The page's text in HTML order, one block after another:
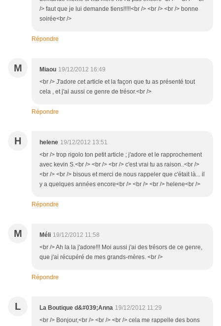
/> faut que je lui demande tiens!!!!!<br /> <br /> <br /> bonne
soirée<br />
Répondre
M Miaou 19/12/2012 16:49
<br /> J'adore cet article et la façon que tu as présenté tout
cela , et j'ai aussi ce genre de trésor.<br />
Répondre
H helene 19/12/2012 13:51
<br /> trop rigolo ton petit article ; j'adore et le rapprochement
avec kevin S.<br /> <br /> <br /> c'est vrai tu as raison..<br />
<br /> <br /> bisous et merci de nous rappeler que c'était là... il
y a quelques années encore<br /> <br /> <br /> helene<br />
Répondre
M Méli 19/12/2012 11:58
<br /> Ah la la j'adore!!! Moi aussi j'ai des trésors de ce genre,
que j'ai récupéré de mes grands-mères. <br />
Répondre
L La Boutique d&#039;Anna 19/12/2012 11:29
<br /> Bonjour,<br /> <br /> <br /> cela me rappelle des bons